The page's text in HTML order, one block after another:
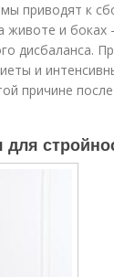
приводят к
животе и боках
дисбаланса.
и
причине